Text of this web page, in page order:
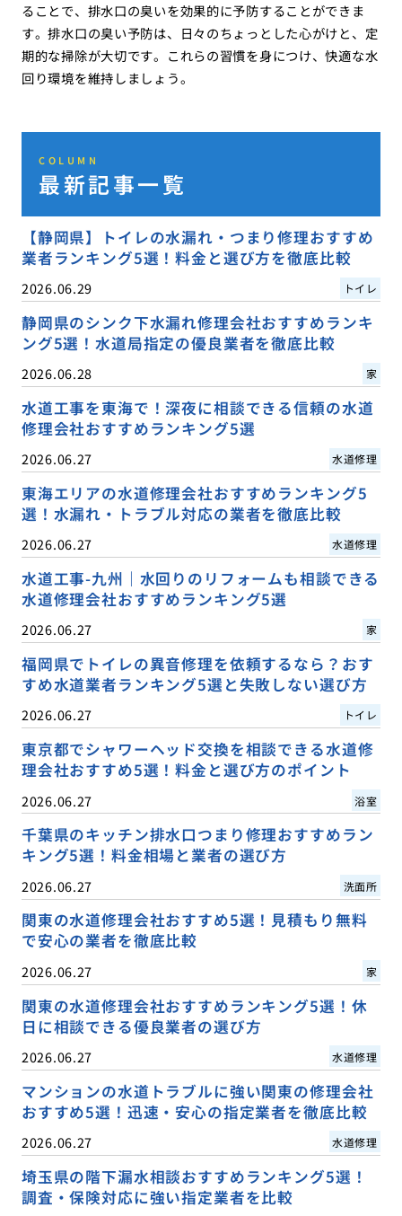
ることで、排水口の臭いを効果的に予防することができま
す。排水口の臭い予防は、日々のちょっとした心がけと、定
期的な掃除が大切です。これらの習慣を身につけ、快適な水
回り環境を維持しましょう。
COLUMN
最新記事一覧
【静岡県】トイレの水漏れ・つまり修理おすすめ
業者ランキング5選！料金と選び方を徹底比較
2026.06.29 トイレ
静岡県のシンク下水漏れ修理会社おすすめランキ
ング5選！水道局指定の優良業者を徹底比較
2026.06.28 家
水道工事を東海で！深夜に相談できる信頼の水道
修理会社おすすめランキング5選
2026.06.27 水道修理
東海エリアの水道修理会社おすすめランキング5
選！水漏れ・トラブル対応の業者を徹底比較
2026.06.27 水道修理
水道工事-九州｜水回りのリフォームも相談できる
水道修理会社おすすめランキング5選
2026.06.27 家
福岡県でトイレの異音修理を依頼するなら？おす
すめ水道業者ランキング5選と失敗しない選び方
2026.06.27 トイレ
東京都でシャワーヘッド交換を相談できる水道修
理会社おすすめ5選！料金と選び方のポイント
2026.06.27 浴室
千葉県のキッチン排水口つまり修理おすすめラン
キング5選！料金相場と業者の選び方
2026.06.27 洗面所
関東の水道修理会社おすすめ5選！見積もり無料
で安心の業者を徹底比較
2026.06.27 家
関東の水道修理会社おすすめランキング5選！休
日に相談できる優良業者の選び方
2026.06.27 水道修理
マンションの水道トラブルに強い関東の修理会社
おすすめ5選！迅速・安心の指定業者を徹底比較
2026.06.27 水道修理
埼玉県の階下漏水相談おすすめランキング5選！
調査・保険対応に強い指定業者を比較